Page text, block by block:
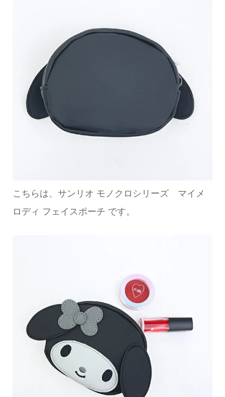
こちらは、サンリオ モノクロシリーズ マイメ
ロディ フェイスポーチ です。